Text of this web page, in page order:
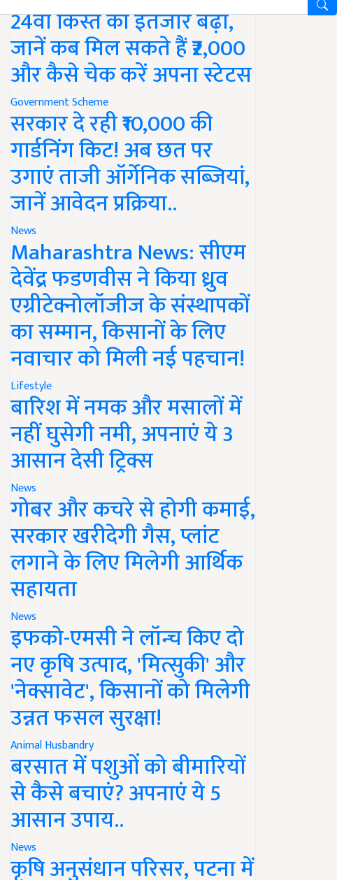
24वीं किस्त का इंतजार बढ़ा,
जानें कब मिल सकते हैं ₹2,000
और कैसे चेक करें अपना स्टेटस
Government Scheme
सरकार दे रही ₹10,000 की
गार्डनिंग किट! अब छत पर
उगाएं ताजी ऑर्गेनिक सब्जियां,
जानें आवेदन प्रक्रिया..
News
Maharashtra News: सीएम
देवेंद्र फडणवीस ने किया ध्रुव
एग्रीटेक्नोलॉजीज के संस्थापकों
का सम्मान, किसानों के लिए
नवाचार को मिली नई पहचान!
Lifestyle
बारिश में नमक और मसालों में
नहीं घुसेगी नमी, अपनाएं ये 3
आसान देसी ट्रिक्स
News
गोबर और कचरे से होगी कमाई,
सरकार खरीदेगी गैस, प्लांट
लगाने के लिए मिलेगी आर्थिक
सहायता
News
इफको-एमसी ने लॉन्च किए दो
नए कृषि उत्पाद, 'मित्सुकी' और
'नेक्सावेट', किसानों को मिलेगी
उन्नत फसल सुरक्षा!
Animal Husbandry
बरसात में पशुओं को बीमारियों
से कैसे बचाएं? अपनाएं ये 5
आसान उपाय..
News
कृषि अनुसंधान परिसर, पटना में